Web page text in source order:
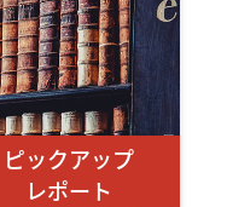
ピックアップ
レポート